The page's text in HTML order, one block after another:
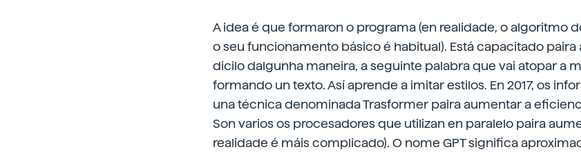
Aidea é que formaron o programa (en realidade, o algoritmo
o seu funcionamento básico é habitual). Está capacitado paira
dicilo dalgunha maneira, a seguinte palabra que vai atopar a
formando un texto. Así aprende a imitar estilos. En 2017, os
una técnica denominada Trasformer paira aumentar a
Son varios os procesadores que utilizan en paralelo paira
realidade é máis complicado). O nome GPT significa